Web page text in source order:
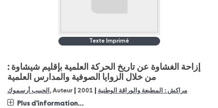
Texte Imprimé
إزاحة الغشاوة عن تاريخ الحركة العلمية بإقليم شيشاوة :
من خلال الزوايا الصوفية والمدارس العلمية
الحبيب أرسموك , Auteur مراكش : المطبعة والوراقة الوطنية 2001
Plus d'information...